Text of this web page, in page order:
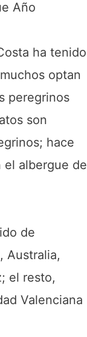
Año
ha tenido
optan
peregrinos
son
hace
el albergue de
de
Australia,
el resto,
Valenciana